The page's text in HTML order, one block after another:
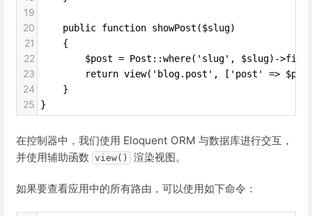
19
20
    public function showPost($slug)
21
    {
22
$post = Post::where('slug', $slug)-
23
return view('blog.post', ['post' =>
24
    }
25 }
在控制器中，我们使用 Eloquent ORM 与数据库进行交互，
并使用辅助函数 view() 渲染视图。
如果要查看应用中的所有路由，可以使用如下命令：